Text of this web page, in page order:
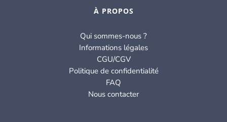
À PROPOS
Qui sommes-nous ?
Informations légales
CGU/CGV
Politique de confidentialité
FAQ
Nous contacter